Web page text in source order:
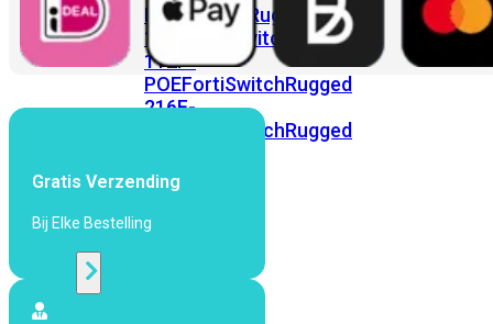
FortiSwitchRugged
108F
FortiSwitchRugged
112F-
POEFortiSwitchRugged
216F-
FortiSwitchRugged
POE
Gratis Verzending
Bij Elke Bestelling